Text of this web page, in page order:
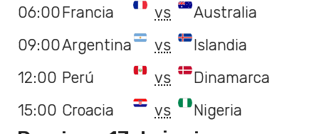
06:00Francia vs
Australia
09:00Argentina vs
Islandia
12:00 Perú vs
Dinamarca
15:00 Croacia vs Nigeria